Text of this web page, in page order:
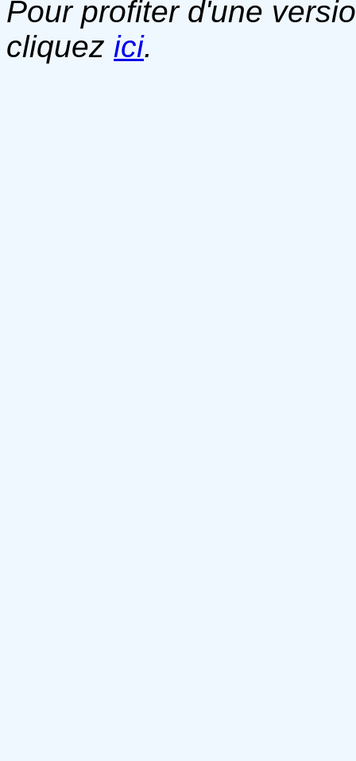
Pour profiter d'une
cliquez ici.